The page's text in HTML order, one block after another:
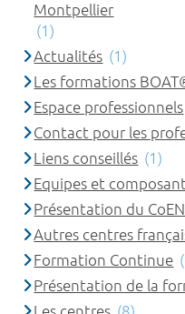
Montpellier
(1)
Actualités (1)
Les formations
Espace professionnels
Contact pour les
Liens conseillés (1)
Equipes et
Présentation du
Autres centres
Formation Continue
Présentation de la